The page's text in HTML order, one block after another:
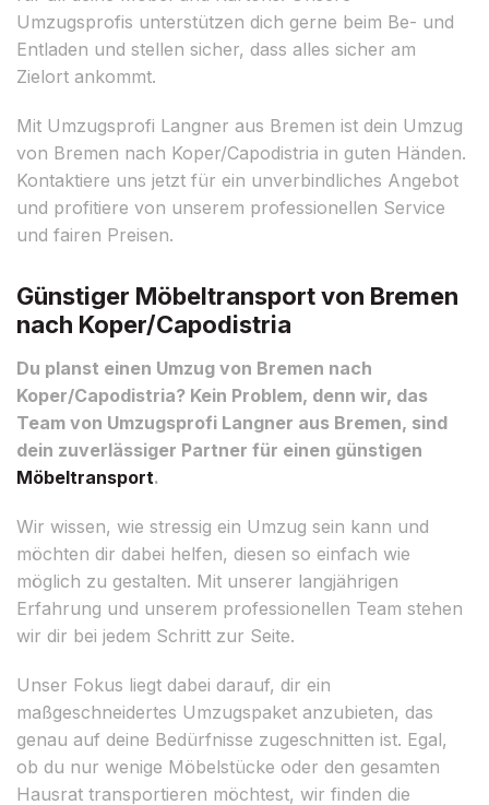
Umzugsprofis unterstützen dich gerne beim Be- und
Entladen und stellen sicher, dass alles sicher am
Zielort ankommt.
Mit Umzugsprofi Langner aus Bremen ist dein Umzug
von Bremen nach Koper/Capodistria in guten Händen.
Kontaktiere uns jetzt für ein unverbindliches Angebot
und profitiere von unserem professionellen Service
und fairen Preisen.
Günstiger Möbeltransport von Bremen
nach Koper/Capodistria
Du planst einen Umzug von Bremen nach
Koper/Capodistria? Kein Problem, denn wir, das
Team von Umzugsprofi Langner aus Bremen, sind
dein zuverlässiger Partner für einen günstigen
Möbeltransport.
Wir wissen, wie stressig ein Umzug sein kann und
möchten dir dabei helfen, diesen so einfach wie
möglich zu gestalten. Mit unserer langjährigen
Erfahrung und unserem professionellen Team stehen
wir dir bei jedem Schritt zur Seite.
Unser Fokus liegt dabei darauf, dir ein
maßgeschneidertes Umzugspaket anzubieten, das
genau auf deine Bedürfnisse zugeschnitten ist. Egal,
ob du nur wenige Möbelstücke oder den gesamten
Hausrat transportieren möchtest, wir finden die